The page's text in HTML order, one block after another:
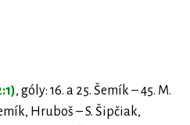
, góly: 16. a 25. Šemík – 45. M.
Hruboš – S. Šipčiak,